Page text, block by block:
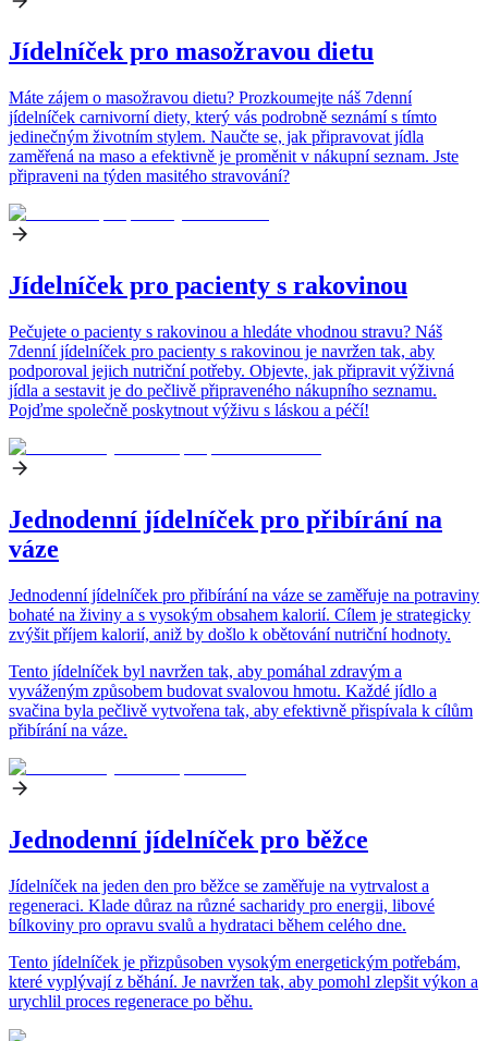
Jídelníček pro masožravou dietu
Máte zájem o masožravou dietu? Prozkoumejte náš 7denní
jídelníček carnivorní diety, který vás podrobně seznámí s tímto
jedinečným životním stylem. Naučte se, jak připravovat jídla
zaměřená na maso a efektivně je proměnit v nákupní seznam. Jste
připraveni na týden masitého stravování?
Jídelníček pro pacienty s rakovinou
Pečujete o pacienty s rakovinou a hledáte vhodnou stravu? Náš
7denní jídelníček pro pacienty s rakovinou je navržen tak, aby
podporoval jejich nutriční potřeby. Objevte, jak připravit výživná
jídla a sestavit je do pečlivě připraveného nákupního seznamu.
Pojďme společně poskytnout výživu s láskou a péčí!
Jednodenní jídelníček pro přibírání na
váze
Jednodenní jídelníček pro přibírání na váze se zaměřuje na potraviny
bohaté na živiny a s vysokým obsahem kalorií. Cílem je strategicky
zvýšit příjem kalorií, aniž by došlo k obětování nutriční hodnoty.
Tento jídelníček byl navržen tak, aby pomáhal zdravým a
vyváženým způsobem budovat svalovou hmotu. Každé jídlo a
svačina byla pečlivě vytvořena tak, aby efektivně přispívala k cílům
přibírání na váze.
Jednodenní jídelníček pro běžce
Jídelníček na jeden den pro běžce se zaměřuje na vytrvalost a
regeneraci. Klade důraz na různé sacharidy pro energii, libové
bílkoviny pro opravu svalů a hydrataci během celého dne.
Tento jídelníček je přizpůsoben vysokým energetickým potřebám,
které vyplývají z běhání. Je navržen tak, aby pomohl zlepšit výkon a
urychlil proces regenerace po běhu.